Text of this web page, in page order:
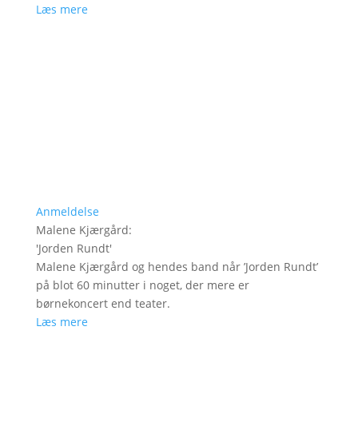
Læs mere
Anmeldelse
Malene Kjærgård:
'Jorden Rundt'
Malene Kjærgård og hendes band når ’Jorden Rundt’
på blot 60 minutter i noget, der mere er
børnekoncert end teater.
Læs mere